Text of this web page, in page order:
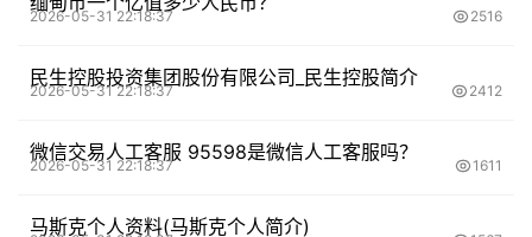
2026-05-31 22:18:37 2516
民生控股投资集团股份有限公司_民生控股简介
2026-05-31 22:18:37 2412
微信交易人工客服 95598是微信人工客服吗？
2026-05-31 22:18:37 1611
马斯克个人资料(马斯克个人简介)